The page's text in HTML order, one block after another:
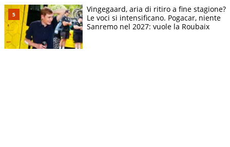
Vingegaard, aria di ritiro a fine stagione?
Le voci si intensificano. Pogacar, niente
Sanremo nel 2027: vuole la Roubaix